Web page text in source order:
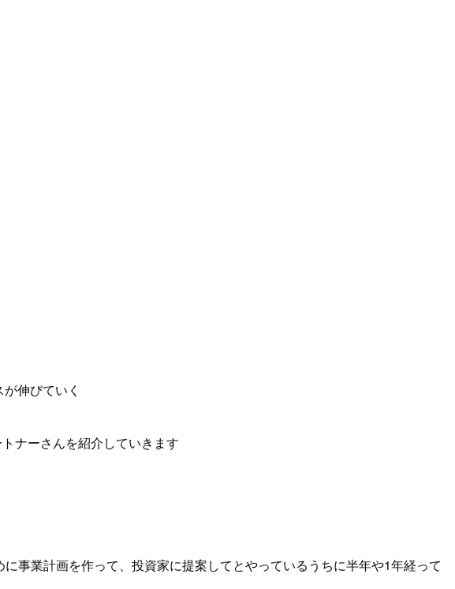
伸びていく
ナーさんを紹介していきます
事業計画を作って、投資家に提案してとやっているうちに半年や1年経って